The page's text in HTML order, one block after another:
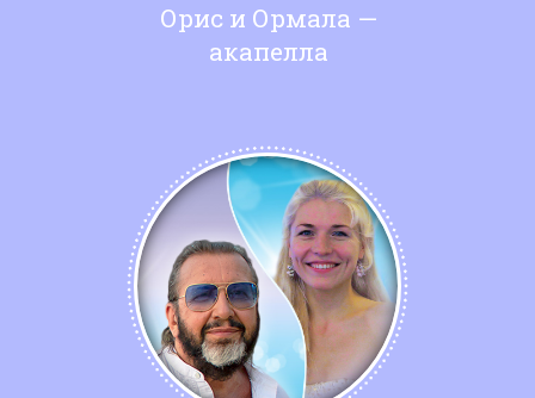
Орис и Ормала —
акапелла